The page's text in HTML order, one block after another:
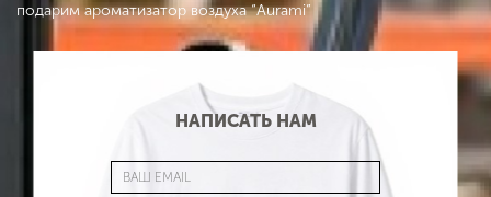
подарим ароматизатор воздуха “Aurami”
НАПИСАТЬ НАМ